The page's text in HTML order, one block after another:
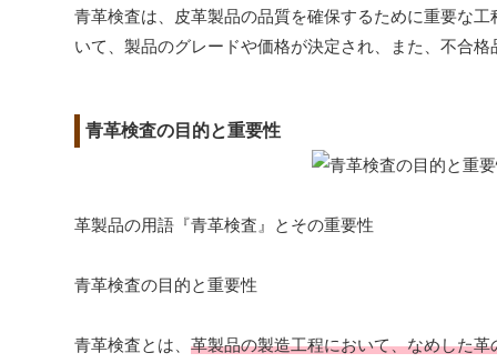
青革検査は、皮革製品の品質を確保するために重要な
いて、製品のグレードや価格が決定され、また、不合
青革検査の目的と重要性
革製品の用語『青革検査』とその重要性
青革検査の目的と重要性
青革検査とは、 革製品の製造工程において、なめした